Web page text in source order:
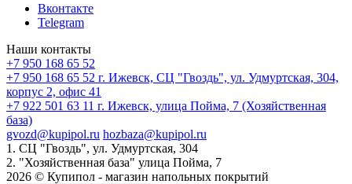
Вконтакте
Telegram
Наши контакты
+7 950 168 65 52
+7 950 168 65 52 г. Ижевск, СЦ "Гвоздь", ул. Удмуртская, 304,
корпус 2, офис 41
+7 922 501 63 11 г. Ижевск, улица Пойма, 7 (Хозяйственная
база)
gvozd@kupipol.ru hozbaza@kupipol.ru
1. СЦ "Гвоздь", ул. Удмуртская, 304
2. "Хозяйственная база" улица Пойма, 7
2026 © Купипол - магазин напольных покрытий